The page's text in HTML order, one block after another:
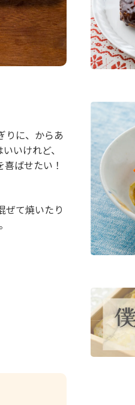
りに、からあ
いけれど、
ばせたい！
ぜて焼いたり